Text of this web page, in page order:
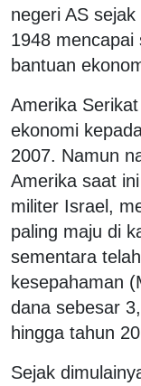
negeri AS
1948 mencapai
bantuan
Amerika
ekonomi
2007. Namun
Amerika saat
militer Israel,
paling maju di
sementara
kesepahaman
dana sebesar
hingga tahun
Sejak